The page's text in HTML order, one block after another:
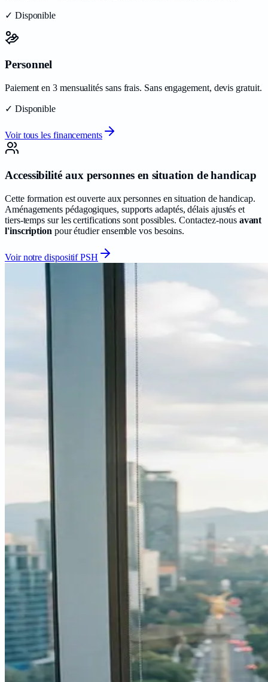
✓ Disponible
Personnel
Paiement en 3 mensualités sans frais. Sans engagement, devis gratuit.
✓ Disponible
Voir tous les financements
Accessibilité aux personnes en situation de handicap
Cette formation est ouverte aux personnes en situation de handicap.
Aménagements pédagogiques, supports adaptés, délais ajustés et
tiers-temps sur les certifications sont possibles. Contactez-nous avant
l'inscription pour étudier ensemble vos besoins.
Voir notre dispositif PSH